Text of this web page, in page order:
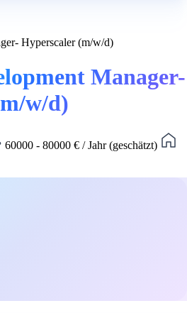
Hyperscaler (m/w/d)
Manager-
w/d)
60000 - 80000 € / Jahr (geschätzt)